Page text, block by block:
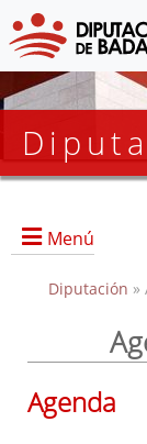
Menú
Presidencia
Grupos Políticos
Diputación »
Agenda